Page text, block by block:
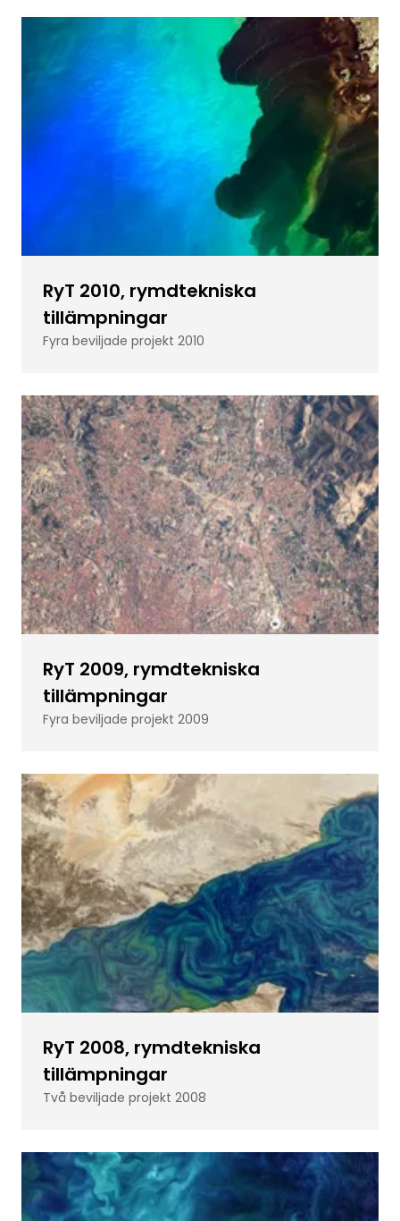
RyT 2010, rymdtekniska
tillämpningar
Fyra beviljade projekt 2010
RyT 2009, rymdtekniska
tillämpningar
Fyra beviljade projekt 2009
RyT 2008, rymdtekniska
tillämpningar
Två beviljade projekt 2008